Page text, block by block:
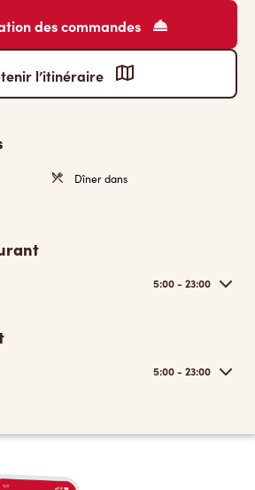
des commandes
l’itinéraire
Dîner dans
5:00 - 23:00
5:00 - 23:00